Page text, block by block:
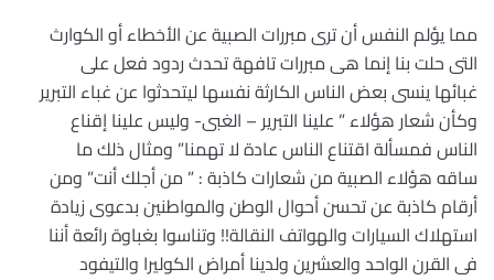
مما يؤلم النفس أن ترى مبررات الصبية عن الأخطاء أو الكوارث
التى حلت بنا إنما هى مبررات تافهة تحدث ردود فعل على
غبائها ينسى بعض الناس الكارثة نفسها ليتحدثوا عن غباء التبرير
وكأن شعار هؤلاء ” علينا التبرير – الغبى- وليس علينا إقناع
الناس فمسألة اقتناع الناس عادة لا تهمنا” ومثال ذلك ما
ساقه هؤلاء الصبية من شعارات كاذبة : ” من أجلك أنت” ومن
أرقام كاذبة عن تحسن أحوال الوطن والمواطنين بدعوى زيادة
استهلاك السيارات والهواتف النقالة!! وتناسوا بغباوة رائعة أننا
فى القرن الواحد والعشرين ولدينا أمراض الكوليرا والتيفود